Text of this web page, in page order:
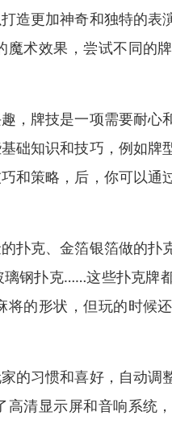
造更加神奇和独特的表
术效果，尝试不同的
，牌技是一项需要耐心
础知识和技巧，例如牌
和策略，后，你可以通
扑克、金箔银箔做的扑
钢扑克……这些扑克牌
的形状，但玩的时候
的习惯和喜好，自动调
清显示屏和音响系统